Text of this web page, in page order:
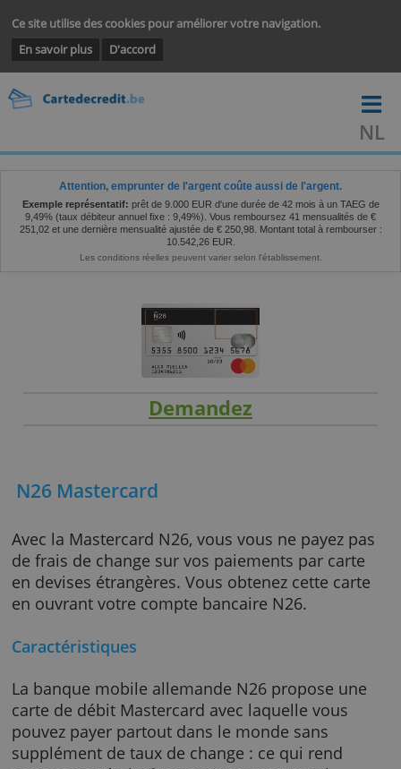
Ce site utilise des cookies pour améliorer votre navigation.
En savoir plus
D'accord
Attention, emprunter de l'argent coûte aussi de l'argent.
Exemple représentatif:prêt de 9.000 EUR d'une durée de 42 mois à un
9,49% (taux débiteur annuel fixe : 9,49%). Vous remboursez 41
251,02 et une dernière mensualité ajustée de € 250,98. Montant total à
N26 Mastercard
Avec la Mastercard N26, vous vous ne payez
de frais de change sur vos paiements par
en devises étrangères. Vous obtenez cette
en ouvrant votre compte bancaire N26.
Caractéristiques